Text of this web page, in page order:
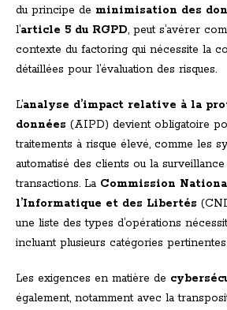
du principe de minimisation des
l’article 5 du RGPD, peut s’avérer
contexte du factoring qui nécessite la
détaillées pour l’évaluation des risques.
L’analyse d’impact relative à la
données (AIPD) devient obligatoire
traitements à risque élevé, comme les
automatisé des clients ou la
transactions. La Commission
l’Informatique et des Libertés
une liste des types d’opérations
incluant plusieurs catégories
Les exigences en matière de
également, notamment avec la